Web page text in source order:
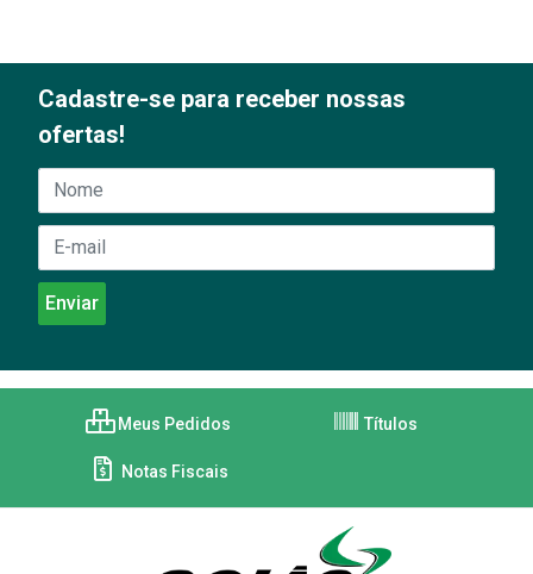
Cadastre-se para receber nossas
ofertas!
Meus Pedidos Títulos
Notas Fiscais